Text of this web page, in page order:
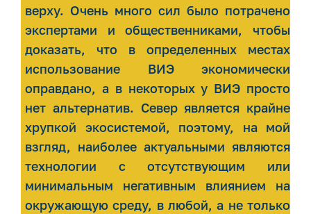
верху. Очень много сил было потрачено
экспертами и общественниками, чтобы
доказать, что в определенных местах
использование ВИЭ экономически
оправдано, а в некоторых у ВИЭ просто
нет альтернатив. Север является крайне
хрупкой экосистемой, поэтому, на мой
взгляд, наиболее актуальными являются
технологии с отсутствующим или
минимальным негативным влиянием на
окружающую среду, в любой, а не только